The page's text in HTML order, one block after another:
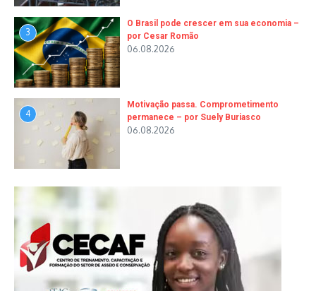
3
O Brasil pode crescer em sua economia –
por Cesar Romão
06.08.2026
4
Motivação passa. Comprometimento
permanece – por Suely Buriasco
06.08.2026